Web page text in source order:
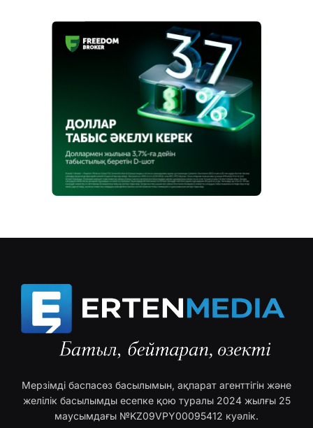
Мерзімді баспасөз басылымын, ақпарат агенттігін және
желілік басылымды есепке қою туралы 2024 жылғы 25
маусымдағы №KZ09VPY00095412 куәлік.